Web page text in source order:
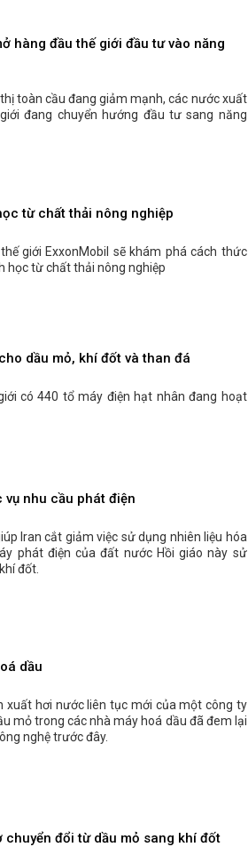
hàng đầu thế giới đầu tư vào năng
toàn cầu đang giảm mạnh, các nước xuất
đang chuyển hướng đầu tư sang năng
từ chất thải nông nghiệp
giới ExxonMobil sẽ khám phá cách thức
học từ chất thải nông nghiệp
dầu mỏ, khí đốt và than đá
có 440 tổ máy điện hạt nhân đang hoạt
vụ nhu cầu phát điện
Iran cắt giảm việc sử dụng nhiên liệu hóa
phát điện của đất nước Hồi giáo này sử
đốt.
dầu
xuất hơi nước liên tục mới của một công ty
mỏ trong các nhà máy hoá dầu đã đem lại
nghệ trước đây.
chuyển đổi từ dầu mỏ sang khí đốt